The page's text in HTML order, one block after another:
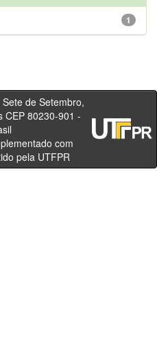
1
Setembro,
CEP 80230-901 -
- Brasil
com
pela UTFPR